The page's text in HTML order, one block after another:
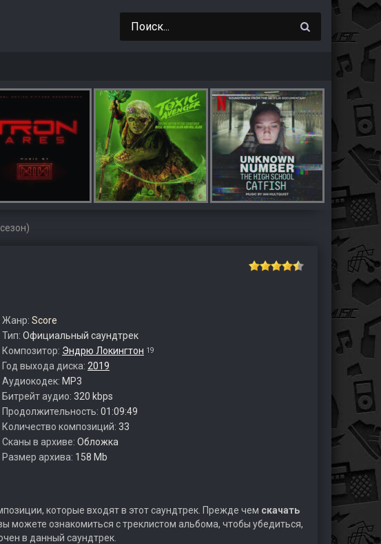
Жанр: Score
Тип: Официальный саундтрек
Композитор: Эндрю Локингтон 19
Год выхода диска: 2019
Аудиокодек: MP3
Битрейт аудио: 320 kbps
Продолжительность: 01:09:49
Количество композиций: 33
Сканы в архиве: Обложка
Размер архива: 158 Mb
которые входят в этот саундтрек. Прежде чем скачать
можете ознакомиться с треклистом альбома, чтобы убедиться,
в данный саундтрек.